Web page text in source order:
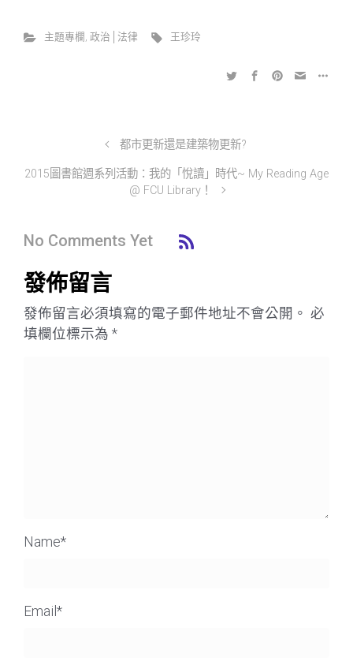
主題專欄 , 政治│法律 王珍玲
都市更新還是建築物更新?
2015圖書館週系列活動：我的「悅讀」時代~ My Reading Age
@ FCU Library！
No Comments Yet
發佈留言
發佈留言必須填寫的電子郵件地址不會公開。 必
填欄位標示為 *
Name*
Email *